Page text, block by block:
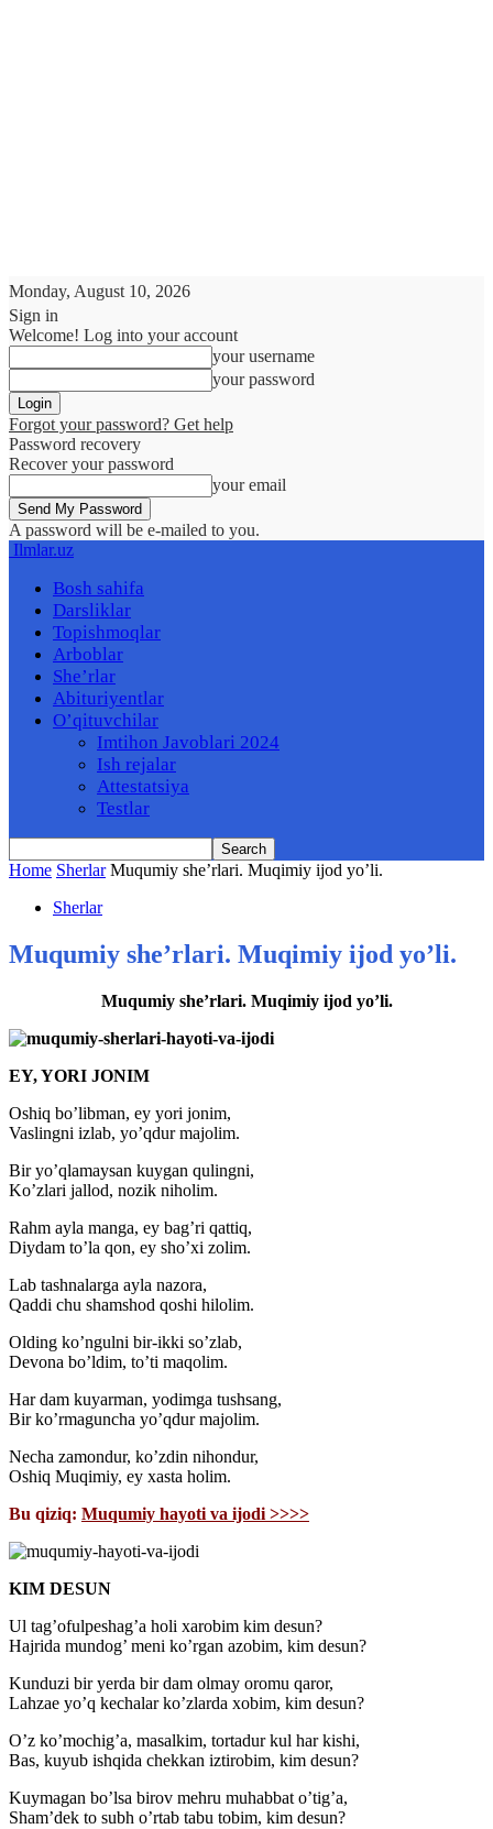
Monday, August 10, 2026
Sign in
Welcome! Log into your account
your username
your password
Forgot your password? Get help
Password recovery
Recover your password
your email
A password will be e-mailed to you.
Ilmlar.uz
Bosh sahifa
Darsliklar
Topishmoqlar
Arboblar
She’rlar
Abituriyentlar
O’qituvchilar
Imtihon Javoblari 2024
Ish rejalar
Attestatsiya
Testlar
Home Sherlar Muqumiy she’rlari. Muqimiy ijod yo’li.
Sherlar
Muqumiy she’rlari. Muqimiy ijod yo’li.
Muqumiy she’rlari. Muqimiy ijod yo’li.
EY, YORI JONIM
Oshiq bo’libman, ey yori jonim,
Vaslingni izlab, yo’qdur majolim.
Bir yo’qlamaysan kuygan qulingni,
Ko’zlari jallod, nozik niholim.
Rahm ayla manga, ey bag’ri qattiq,
Diydam to’la qon, ey sho’xi zolim.
Lab tashnalarga ayla nazora,
Qaddi chu shamshod qoshi hilolim.
Olding ko’ngulni bir-ikki so’zlab,
Devona bo’ldim, to’ti maqolim.
Har dam kuyarman, yodimga tushsang,
Bir ko’rmaguncha yo’qdur majolim.
Necha zamondur, ko’zdin nihondur,
Oshiq Muqimiy, ey xasta holim.
Bu qiziq: Muqumiy hayoti va ijodi >>>>
KIM DESUN
Ul tag’ofulpeshag’a holi xarobim kim desun?
Hajrida mundog’ meni ko’rgan azobim, kim desun?
Kunduzi bir yerda bir dam olmay oromu qaror,
Lahzae yo’q kechalar ko’zlarda xobim, kim desun?
O’z ko’mochig’a, masalkim, tortadur kul har kishi,
Bas, kuyub ishqida chekkan iztirobim, kim desun?
Kuymagan bo’lsa birov mehru muhabbat o’tig’a,
Sham’dek to subh o’rtab tabu tobim, kim desun?